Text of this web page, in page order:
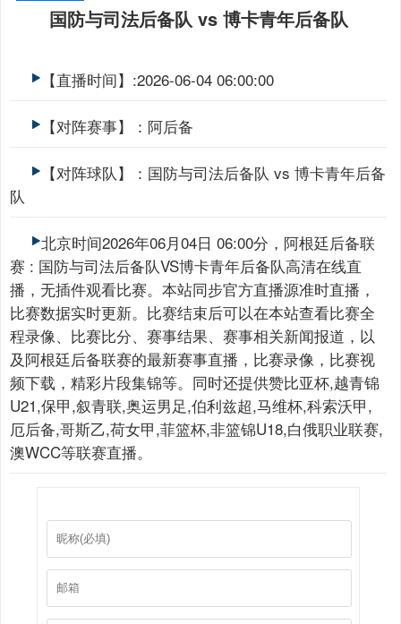
国防与司法后备队 vs 博卡青年后备队
【直播时间】:2026-06-04 06:00:00
【对阵赛事】：阿后备
【对阵球队】：国防与司法后备队 vs 博卡青年后备
队
北京时间2026年06月04日 06:00分，阿根廷后备联
赛 : 国防与司法后备队VS博卡青年后备队高清在线直
播，无插件观看比赛。本站同步官方直播源准时直播，
比赛数据实时更新。比赛结束后可以在本站查看比赛全
程录像、比赛比分、赛事结果、赛事相关新闻报道，以
及阿根廷后备联赛的最新赛事直播，比赛录像，比赛视
频下载，精彩片段集锦等。同时还提供赞比亚杯,越青锦
U21,保甲,叙青联,奥运男足,伯利兹超,马维杯,科索沃甲,
厄后备,哥斯乙,荷女甲,菲篮杯,非篮锦U18,白俄职业联赛,
澳WCC等联赛直播。